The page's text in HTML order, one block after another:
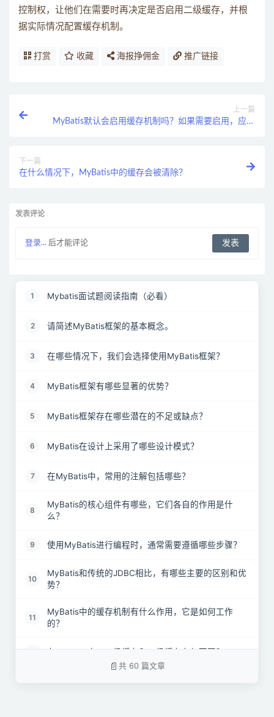
控制权，让他们在需要时再决定是否启用二级缓存，并根
据实际情况配置缓存机制。
打赏 收藏 海报挣佣金 推广链接
上一篇
MyBatis默认会启用缓存机制吗？如果需要启用，应该
下一篇
在什么情况下，MyBatis中的缓存会被清除？
发表评论
登录... 后才能评论
1 Mybatis面试题阅读指南（必看）
2 请简述MyBatis框架的基本概念。
3 在哪些情况下，我们会选择使用MyBatis框架？
4 MyBatis框架有哪些显著的优势？
5 MyBatis框架存在哪些潜在的不足或缺点？
6 MyBatis在设计上采用了哪些设计模式？
7 在MyBatis中，常用的注解包括哪些？
8
MyBatis的核心组件有哪些，它们各自的作用是什
么？
9 使用MyBatis进行编程时，通常需要遵循哪些步骤？
10
MyBatis和传统的JDBC相比，有哪些主要的区别和优
势？
11
MyBatis中的缓存机制有什么作用，它是如何工作
的？
在MyBatis中，一级缓存和二级缓存有何不同？
共 60 篇文章